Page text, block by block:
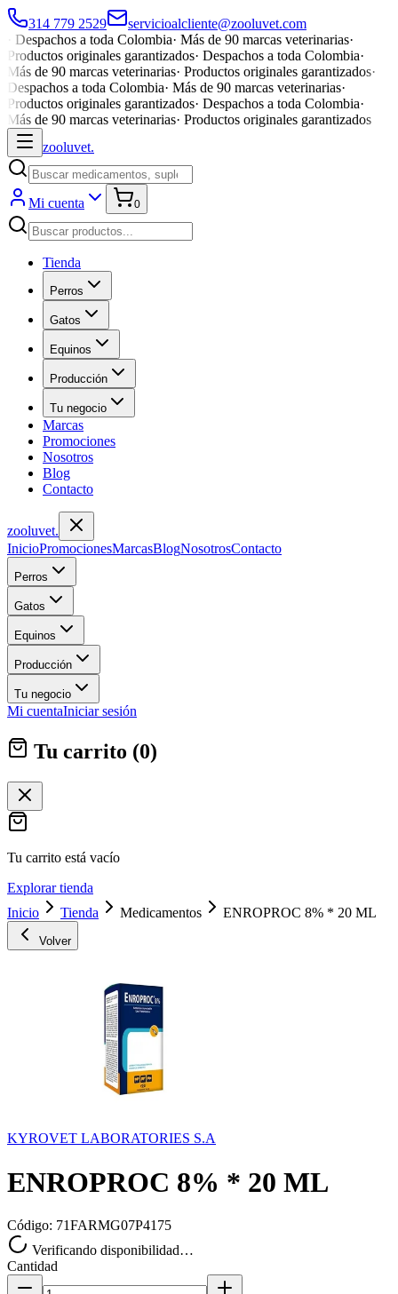
314 779 2529
servicioalcliente@zooluvet.com
Despachos a toda Colombia· Más de 90 marcas veterinarias·
Productos originales garantizados· Despachos a toda Colombia·
Más de 90 marcas veterinarias· Productos originales garantizados·
Despachos a toda Colombia· Más de 90 marcas veterinarias·
Productos originales garantizados· Despachos a toda Colombia·
Más de 90 marcas veterinarias· Productos originales garantizados
zooluvet.
Mi cuenta 0
Tienda
Perros
Gatos
Equinos
Producción
Tu negocio
Marcas
Promociones
Nosotros
Blog
Contacto
zooluvet.
InicioPromocionesMarcasBlogNosotrosContacto
Perros
Gatos
Equinos
Producción
Tu negocio
Mi cuentaIniciar sesión
Tu carrito (0)
Tu carrito está vacío
Explorar tienda
Inicio
Tienda Medicamentos ENROPROC 8% * 20 ML
Volver
KYROVET LABORATORIES S.A
ENROPROC 8% * 20 ML
Código: 71FARMG07P4175
Verificando disponibilidad…
Cantidad